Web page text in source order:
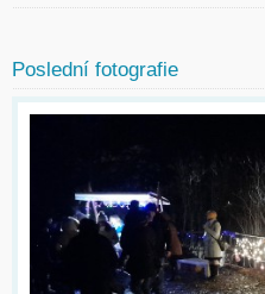
Poslední fotografie